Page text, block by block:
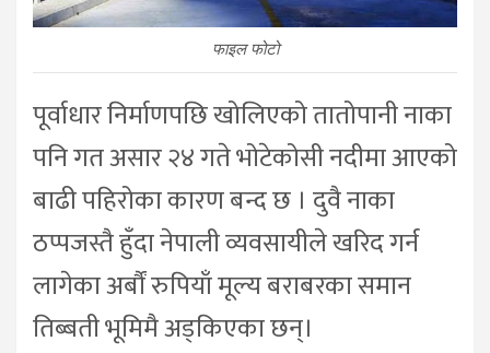
फाइल फोटो
पूर्वाधार निर्माणपछि खोलिएको तातोपानी नाका
पनि गत असार २४ गते भोटेकोसी नदीमा आएको
बाढी पहिरोका कारण बन्द छ । दुवै नाका
ठप्पजस्तै हुँदा नेपाली व्यवसायीले खरिद गर्न
लागेका अर्बौं रुपियाँ मूल्य बराबरका समान
तिब्बती भूमिमै अड्किएका छन्।